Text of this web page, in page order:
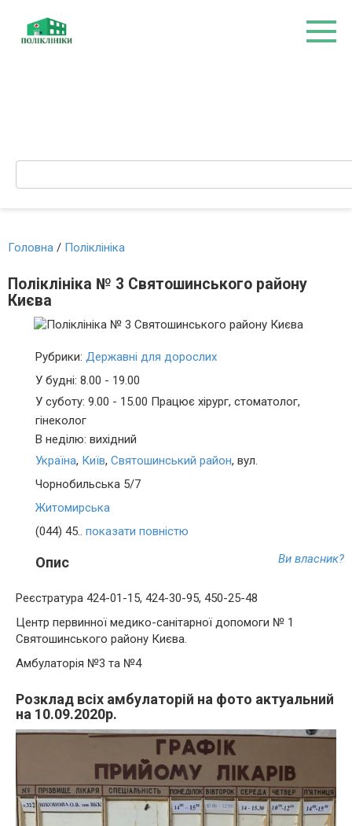
вмісту
Search:
Головна / Поліклініка
Поліклініка № 3 Святошинського району
Києва
Рубрики: Державні для дорослих
У будні: 8.00 - 19.00
У суботу: 9.00 - 15.00 Працює хірург, стоматолог,
гінеколог
В неділю: вихідний
Україна, Київ, Святошинський район, вул.
Чорнобильська 5/7
Житомирська
(044) 45.. показати повністю
Ви власник?
Опис
Реєстратура 424-01-15, 424-30-95, 450-25-48
Центр первинної медико-санітарної допомоги № 1
Святошинського району Києва.
Амбулаторія №3 та №4
Розклад всіх амбулаторій на фото актуальний
на 10.09.2020р.